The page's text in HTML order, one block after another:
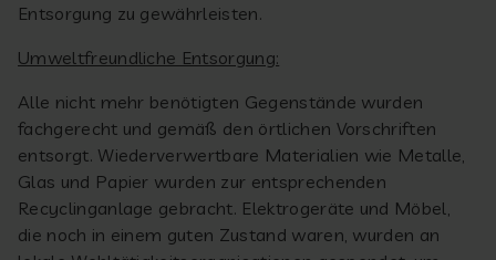
Entsorgung zu gewährleisten.
Umweltfreundliche Entsorgung:
Alle nicht mehr benötigten Gegenstände wurden
fachgerecht und gemäß den örtlichen Vorschriften
entsorgt. Wiederverwertbare Materialien wie Metalle,
Glas und Papier wurden zur entsprechenden
Recyclinganlage gebracht. Elektrogeräte und Möbel,
die noch in einem guten Zustand waren, wurden an